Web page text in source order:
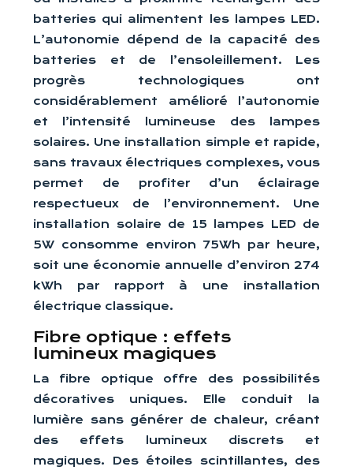
batteries qui alimentent les lampes LED.
L’autonomie dépend de la capacité des
batteries et de l’ensoleillement. Les
progrès technologiques ont
considérablement amélioré l’autonomie
et l’intensité lumineuse des lampes
solaires. Une installation simple et rapide,
sans travaux électriques complexes, vous
permet de profiter d’un éclairage
respectueux de l’environnement. Une
installation solaire de 15 lampes LED de
5W consomme environ 75Wh par heure,
soit une économie annuelle d’environ 274
kWh par rapport à une installation
électrique classique.
Fibre optique : effets
lumineux magiques
La fibre optique offre des possibilités
décoratives uniques. Elle conduit la
lumière sans générer de chaleur, créant
des effets lumineux discrets et
magiques. Des étoiles scintillantes, des